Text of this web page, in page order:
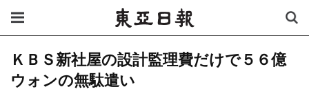
ＫＢＳ新社屋の設計監理費だけで５６億
ウォンの無駄遣い